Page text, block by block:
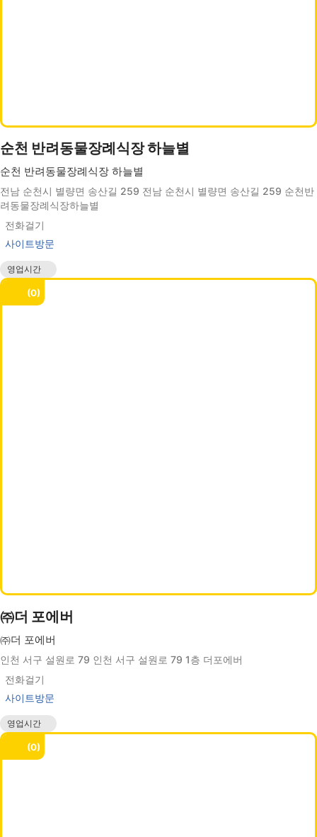
순천 반려동물장례식장 하늘별
순천 반려동물장례식장 하늘별
전남 순천시 별량면 송산길 259 전남 순천시 별량면 송산길 259 순천반
려동물장례식장하늘별
전화걸기
사이트방문
영업시간
0
㈜더 포에버
㈜더 포에버
인천 서구 설원로 79 인천 서구 설원로 79 1층 더포에버
전화걸기
사이트방문
영업시간
0